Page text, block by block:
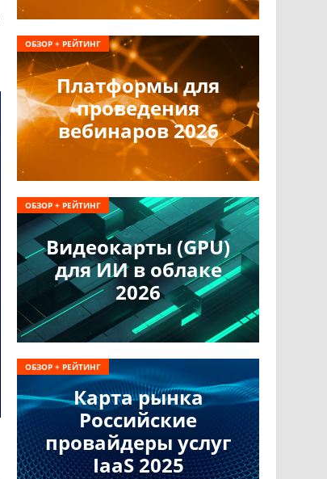
Платформы для
проведения
вебинаров 2026
ОБЗОР + РЕЙТИНГ
Видеокарты (GPU)
для ИИ в облаке
2026
ОБЗОР + РЕЙТИНГ
Карта рынка
Российские
провайдеры услуг
IaaS 2025
ОБЗОР + РЕЙТИНГ